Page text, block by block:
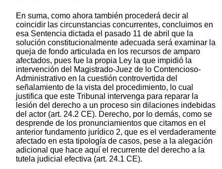
En suma, como ahora también procederá decir al
coincidir las circunstancias concurrentes, concluimos en
esa Sentencia dictada el pasado 11 de abril que la
solución constitucionalmente adecuada será examinar la
queja de fondo articulada en los recursos de amparo
afectados, pues fue la propia Ley la que impidió la
intervención del Magistrado-Juez de lo Contencioso-
Administrativo en la cuestión controvertida del
señalamiento de la vista del procedimiento, lo cual
justifica que este Tribunal intervenga para reparar la
lesión del derecho a un proceso sin dilaciones indebidas
del actor (art. 24.2 CE). Derecho, por lo demás, como se
desprende de los pronunciamientos que citamos en el
anterior fundamento jurídico 2, que es el verdaderamente
afectado en esta tipología de casos, pese a la alegación
adicional que hace aquí el recurrente del derecho a la
tutela judicial efectiva (art. 24.1 CE).